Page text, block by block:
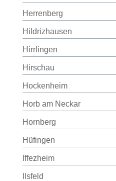
Herrenberg
Hildrizhausen
Hirrlingen
Hirschau
Hockenheim
Horb am Neckar
Hornberg
Hüfingen
Iffezheim
Ilsfeld